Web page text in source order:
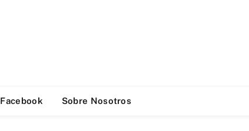
Facebook Sobre Nosotros